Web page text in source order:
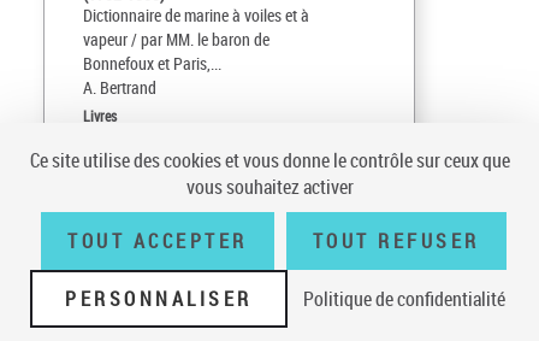
Dictionnaire de marine à voiles et à
vapeur / par MM. le baron de
Bonnefoux et Paris,...
A. Bertrand
Livres
Date (croissant)
sur 69
10
résultats/page
Conditions générales d'utilisation | A propos | Plan du site |
Écrire à la
BnF | Accessibilité (non conforme) | V 23.1.0
Ce site utilise des cookies et vous donne le contrôle sur ceux que
vous souhaitez activer
TOUT ACCEPTER TOUT REFUSER
PERSONNALISER Politique de confidentialité